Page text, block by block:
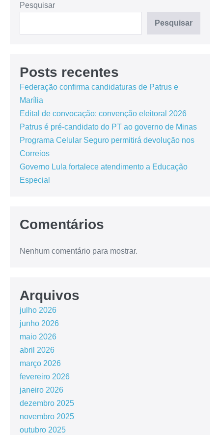
Pesquisar
Pesquisar
Posts recentes
Federação confirma candidaturas de Patrus e
Marília
Edital de convocação: convenção eleitoral 2026
Patrus é pré-candidato do PT ao governo de Minas
Programa Celular Seguro permitirá devolução nos
Correios
Governo Lula fortalece atendimento a Educação
Especial
Comentários
Nenhum comentário para mostrar.
Arquivos
julho 2026
junho 2026
maio 2026
abril 2026
março 2026
fevereiro 2026
janeiro 2026
dezembro 2025
novembro 2025
outubro 2025